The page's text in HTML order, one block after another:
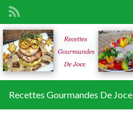
Search for:
Recettes Gourmandes De Joce